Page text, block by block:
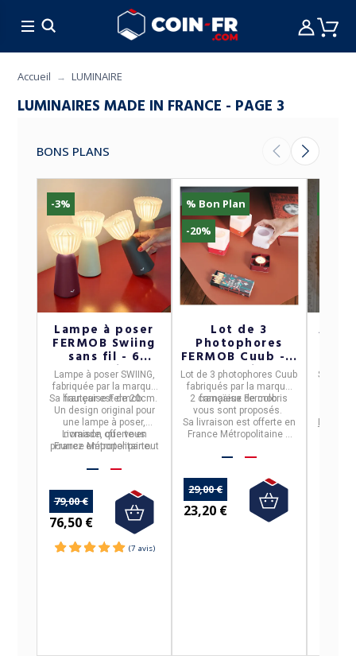
CUISINE MOBILIER
Accueil LUMINAIRE
LUMINAIRES MADE IN FRANCE - PAGE 3
BONS PLANS
-3%
Lampe à poser
FERMOB Swiing
sans fil - 6
coloris
Lampe à poser SWIING,
fabriquée par la marque
françaiseFermob.
Sa hauteur est de20cm
Un design original pour
une lampe à poser,
nomade, que vous
pourrez emporter partout
décline en
6 coloris.
Livraison offerte en
France Métropolitaine.
79,00 €
76,50 €
% Bon Plan
-20%
Lot de 3
Photophores
FERMOB Cuub - 2
coloris
Lot de 3 photophores Cuub
fabriqués par la marque
française Fermob.
2 camaïeux de coloris
vous sont proposés.
Sa livraison est offerte en
France Métropolitaine à
29,00 €
23,20 €
Sedap
La